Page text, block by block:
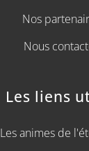
Nos
Nous
Les liens
Les animes de